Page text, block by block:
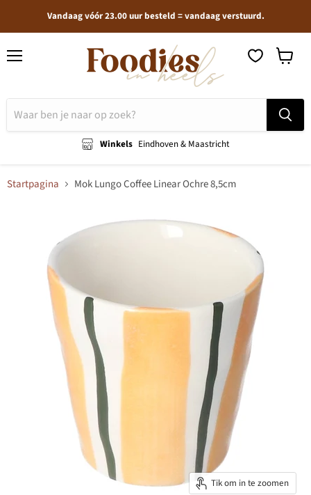
Vandaag vóór 23.00 uur besteld = vandaag verstuurd.
Winkels Eindhoven & Maastricht
Startpagina Mok Lungo Coffee Linear Ochre 8,5cm
Tik om in te zoomen